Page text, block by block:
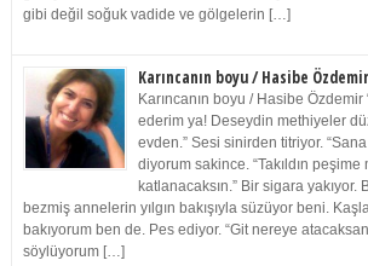
gibi değil soğuk vadide ve gölgelerin […]
Karıncanın boyu / Hasibe Özdemir
Karıncanın boyu / Hasibe
ederim ya! Deseydin methiyeler
evden.” Sesi sinirden titriyor. “Sana
diyorum sakince. “Takıldın
katlanacaksın.” Bir sigara yakıyor.
bezmiş annelerin yılgın bakışıyla süzüyor beni.
bakıyorum ben de. Pes ediyor. “Git nereye
söylüyorum […]